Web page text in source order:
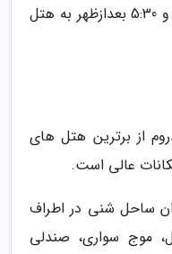
است که ساعت 11:30 حرکت نموده و 5:30 بعدازظهر به هتل
از برترین هتل های
ساحل شنی در اطراف
موج سواری، صندلی